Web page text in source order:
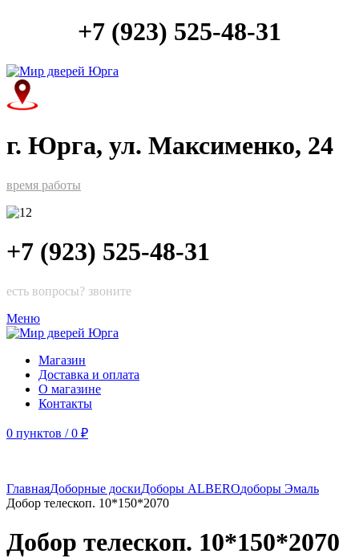
+7 (923) 525-48-31
г. Юрга, ул. Максименко, 24
время работы
+7 (923) 525-48-31
есть вопросы? звоните
Меню
Магазин
Доставка и оплата
О магазине
Контакты
0 пунктов / 0 ₽
ГлавнаяДоборные доскиДоборы ALBEROдоборы Эмаль
Добор телескоп. 10*150*2070
Добор телескоп. 10*150*2070